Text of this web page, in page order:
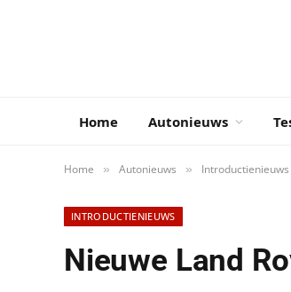
Home Autonieuws
Home » Autonieuws » Introductienieuws
INTRODUCTIENIEUWS
Nieuwe Land